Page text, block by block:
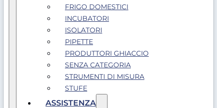
FRIGO DOMESTICI
INCUBATORI
ISOLATORI
PIPETTE
PRODUTTORI GHIACCIO
SENZA CATEGORIA
STRUMENTI DI MISURA
STUFE
ASSISTENZA